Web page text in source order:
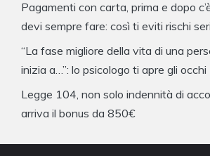
Pagamenti con carta, prima e dopo
devi sempre fare: così ti eviti rischi seri
“La fase migliore della vita di una
inizia a…”: lo psicologo ti apre gli occhi
Legge 104, non solo indennità di
arriva il bonus da 850€